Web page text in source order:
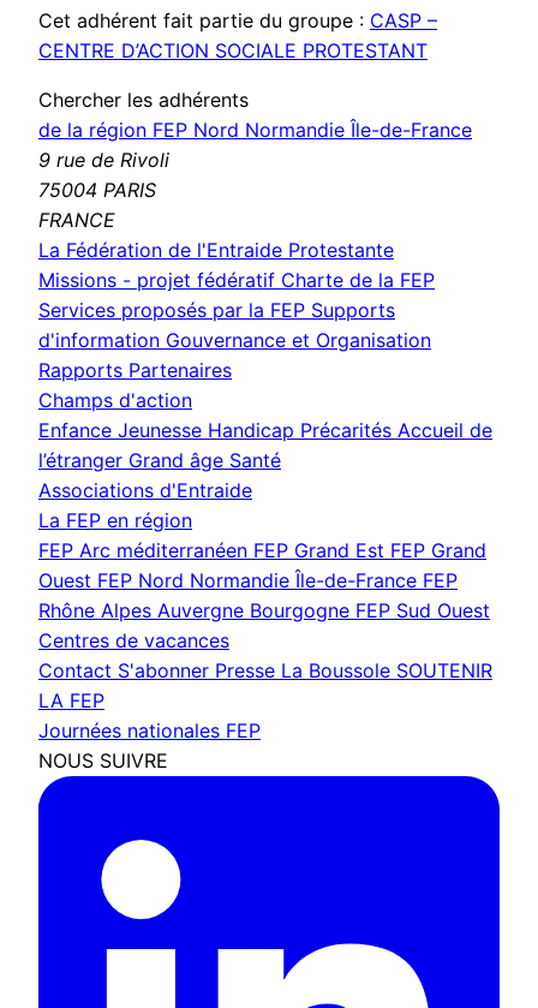
Cet adhérent fait partie du groupe : CASP –
CENTRE D’ACTION SOCIALE PROTESTANT
Chercher les adhérents
de la région FEP Nord Normandie Île-de-France
9 rue de Rivoli
75004 PARIS
FRANCE
La Fédération de l'Entraide Protestante
Missions - projet fédératif Charte de la FEP
Services proposés par la FEP Supports
d'information Gouvernance et Organisation
Rapports Partenaires
Champs d'action
Enfance Jeunesse Handicap Précarités Accueil de
l’étranger Grand âge Santé
Associations d'Entraide
La FEP en région
FEP Arc méditerranéen FEP Grand Est FEP Grand
Ouest FEP Nord Normandie Île-de-France FEP
Rhône Alpes Auvergne Bourgogne FEP Sud Ouest
Centres de vacances
Contact S'abonner Presse La Boussole SOUTENIR
LA FEP
Journées nationales FEP
NOUS SUIVRE